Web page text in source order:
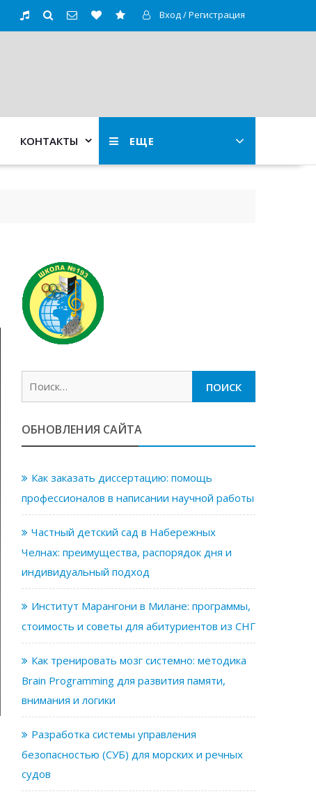
Вход / Регистрация
ЕЩЕ
КОНТАКТЫ
ОБНОВЛЕНИЯ САЙТА
Как заказать диссертацию: помощь
профессионалов в написании научной работы
Частный детский сад в Набережных
Челнах: преимущества, распорядок дня и
индивидуальный подход
Институт Марангони в Милане: программы,
стоимость и советы для абитуриентов из СНГ
Как тренировать мозг системно: методика
Brain Programming для развития памяти,
внимания и логики
Разработка системы управления
безопасностью (СУБ) для морских и речных
судов